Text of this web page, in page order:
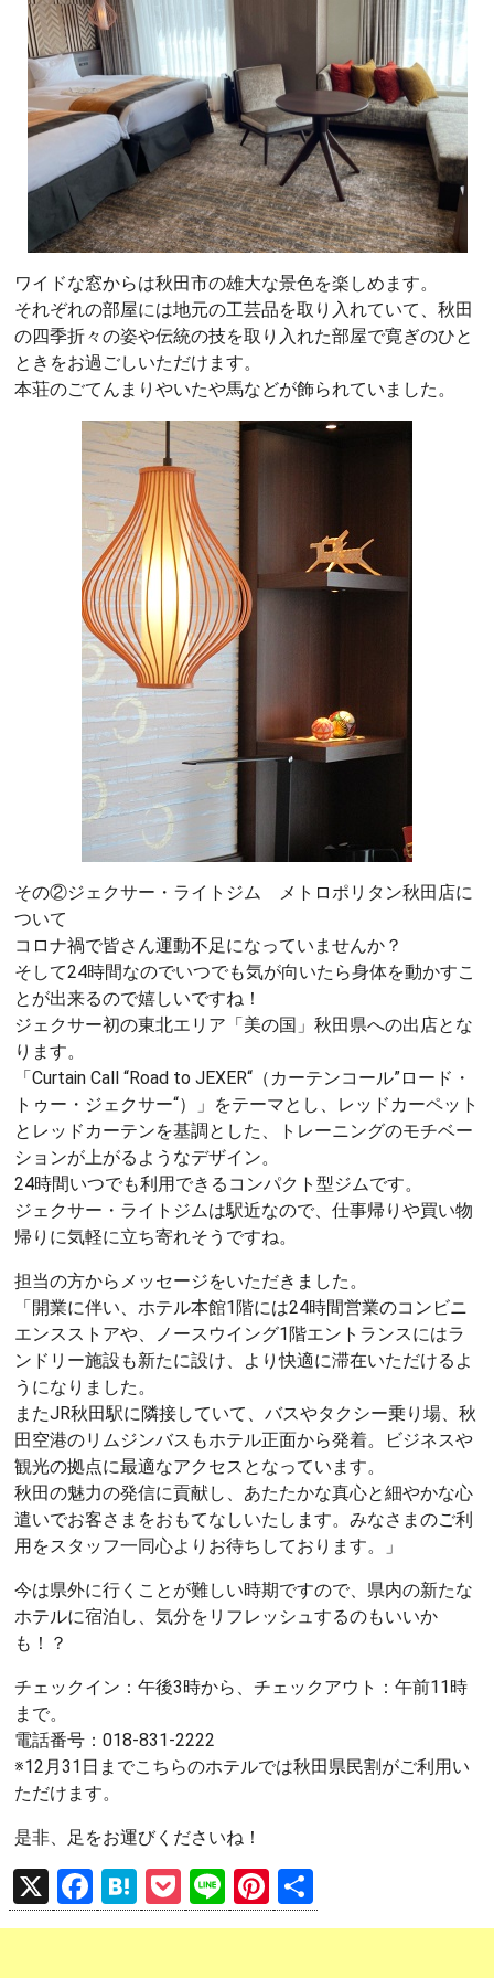
ワイドな窓からは秋田市の雄大な景色を楽しめます。
それぞれの部屋には地元の工芸品を取り入れていて、秋田
の四季折々の姿や伝統の技を取り入れた部屋で寛ぎのひと
ときをお過ごしいただけます。
本荘のごてんまりやいたや馬などが飾られていました。
その②ジェクサー・ライトジム メトロポリタン秋田店に
ついて
コロナ禍で皆さん運動不足になっていませんか？
そして24時間なのでいつでも気が向いたら身体を動かすこ
とが出来るので嬉しいですね！
ジェクサー初の東北エリア「美の国」秋田県への出店とな
ります。
「Curtain Call “Road to JEXER“（カーテンコール”ロード・
トゥー・ジェクサー“）」をテーマとし、レッドカーペット
とレッドカーテンを基調とした、トレーニングのモチベー
ションが上がるようなデザイン。
24時間いつでも利用できるコンパクト型ジムです。
ジェクサー・ライトジムは駅近なので、仕事帰りや買い物
帰りに気軽に立ち寄れそうですね。
担当の方からメッセージをいただきました。
「開業に伴い、ホテル本館1階には24時間営業のコンビニ
エンスストアや、ノースウイング1階エントランスにはラ
ンドリー施設も新たに設け、より快適に滞在いただけるよ
うになりました。
またJR秋田駅に隣接していて、バスやタクシー乗り場、秋
田空港のリムジンバスもホテル正面から発着。ビジネスや
観光の拠点に最適なアクセスとなっています。
秋田の魅力の発信に貢献し、あたたかな真心と細やかな心
遣いでお客さまをおもてなしいたします。みなさまのご利
用をスタッフ一同心よりお待ちしております。」
今は県外に行くことが難しい時期ですので、県内の新たな
ホテルに宿泊し、気分をリフレッシュするのもいいか
も！？
チェックイン：午後3時から、チェックアウト：午前11時
まで。
電話番号：018-831-2222
※12月31日までこちらのホテルでは秋田県民割がご利用い
ただけます。
是非、足をお運びくださいね！
X
F
a
H
at
P
o
Li
n
Pi
nt 有